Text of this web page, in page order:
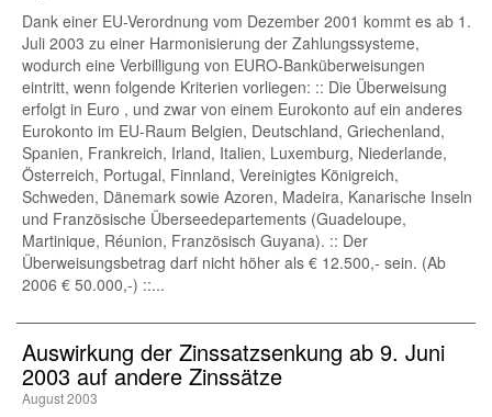
Dank einer EU-Verordnung vom Dezember 2001 kommt es ab 1.
Juli 2003 zu einer Harmonisierung der Zahlungssysteme,
wodurch eine Verbilligung von EURO-Banküberweisungen
eintritt, wenn folgende Kriterien vorliegen: :: Die Überweisung
erfolgt in Euro , und zwar von einem Eurokonto auf ein anderes
Eurokonto im EU-Raum Belgien, Deutschland, Griechenland,
Spanien, Frankreich, Irland, Italien, Luxemburg, Niederlande,
Österreich, Portugal, Finnland, Vereinigtes Königreich,
Schweden, Dänemark sowie Azoren, Madeira, Kanarische Inseln
und Französische Überseedepartements (Guadeloupe,
Martinique, Réunion, Französisch Guyana). :: Der
Überweisungsbetrag darf nicht höher als € 12.500,- sein. (Ab
2006 € 50.000,-) ::...
Auswirkung der Zinssatzsenkung ab 9. Juni
2003 auf andere Zinssätze
August 2003